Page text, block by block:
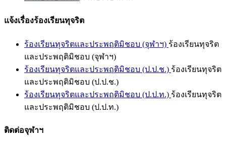
แจ้งเรื่องร้องเรียนทุจริต
ร้องเรียนทุจริตและประพฤติมิชอบ (จุฬาฯ) ร้องเรียนทุจริต
และประพฤติมิชอบ (จุฬาฯ)
ร้องเรียนทุจริตและประพฤติมิชอบ (ป.ป.ช.) ร้องเรียนทุจริต
และประพฤติมิชอบ (ป.ป.ช.)
ร้องเรียนทุจริตและประพฤติมิชอบ (ป.ป.ท.) ร้องเรียนทุจริต
และประพฤติมิชอบ (ป.ป.ท.)
ติดต่อจุฬาฯ